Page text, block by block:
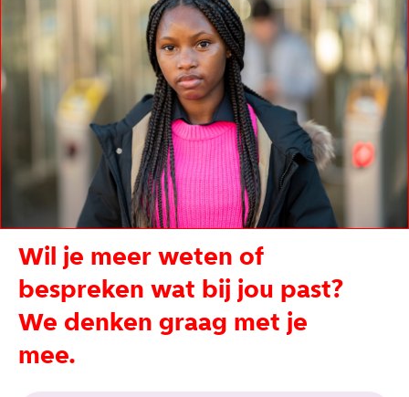
Wil je meer weten of
bespreken wat bij jou past?
We denken graag met je
mee.